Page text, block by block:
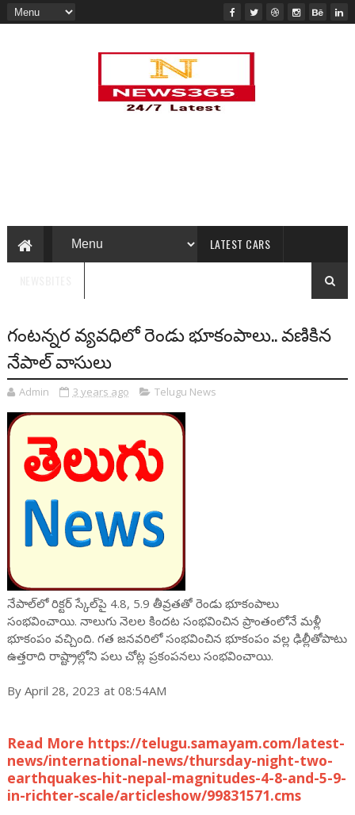
LATEST CARS
గంటన్నర వ్యవధిలో రెండు భూకంపాలు.. వణికిన
నేపాల్ వాసులు
Admin 3 years ago Telugu News
నేపాల్‌లో రిక్టర్‌ స్కేల్‌పై 4.8, 5.9 తీవ్రతతో రెండు భూకంపాలు
సంభవించాయి. నాలుగు నెలల కిందట సంభవించిన ప్రాంతంలోనే మళ్లీ
భూకంపం వచ్చింది. గత జనవరిలో సంభవించిన భూకంపం వల్ల ఢిల్లీతోపాటు
ఉత్తరాది రాష్ట్రాల్లోని పలు చోట్ల ప్రకంపనలు సంభవించాయి.
By April 28, 2023 at 08:54AM
Read More https://telugu.samayam.com/latest-
news/international-news/thursday-night-two-
earthquakes-hit-nepal-magnitudes-4-8-and-5-9-
in-richter-scale/articleshow/99831571.cms